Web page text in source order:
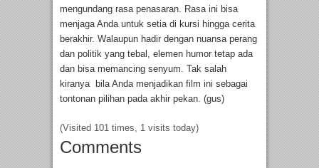
mengundang rasa penasaran. Rasa ini bisa
menjaga Anda untuk setia di kursi hingga cerita
berakhir. Walaupun hadir dengan nuansa perang
dan politik yang tebal, elemen humor tetap ada
dan bisa memancing senyum. Tak salah
kiranya bila Anda menjadikan film ini sebagai
tontonan pilihan pada akhir pekan. (gus)
(Visited 101 times, 1 visits today)
Comments